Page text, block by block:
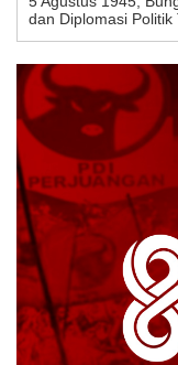
dan Diplomasi Politik